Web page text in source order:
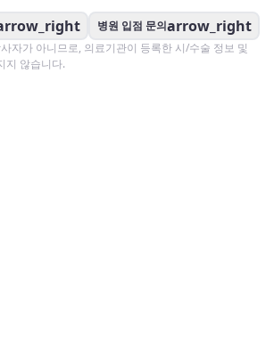
병원 입점 문의arrow_right
자가 아니므로, 의료기관이 등록한 시/수술 정보 및
지 않습니다.